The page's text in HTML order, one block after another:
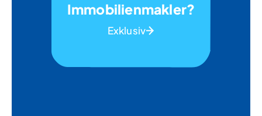
Immobilienmakler?
Exklusiv